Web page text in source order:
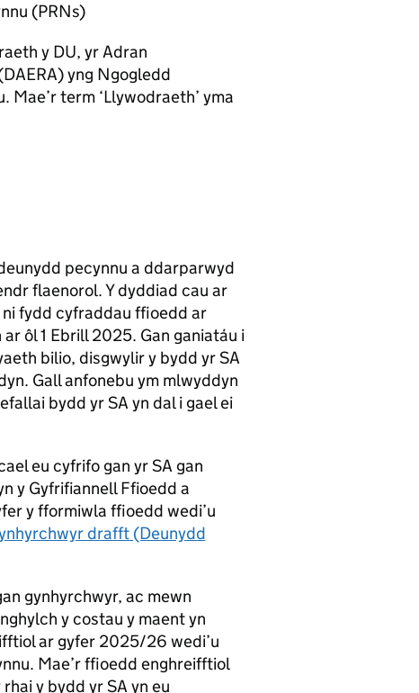
(PRNs)
y DU, yr Adran
yng Ngogledd
term ‘Llywodraeth’ yma
pecynnu a ddarparwyd
flaenorol. Y dyddiad cau ar
fydd cyfraddau ffioedd ar
ôl 1 Ebrill 2025. Gan ganiatáu i
bilio, disgwylir y bydd yr SA
Gall anfonebu ym mlwyddyn
bydd yr SA yn dal i gael ei
eu cyfrifo gan yr SA gan
y Gyfrifiannell Ffioedd a
y fformiwla ffioedd wedi’u
drafft (Deunydd
gynhyrchwyr, ac mewn
y costau y maent yn
ar gyfer 2025/26 wedi’u
Mae’r ffioedd enghreifftiol
y bydd yr SA yn eu